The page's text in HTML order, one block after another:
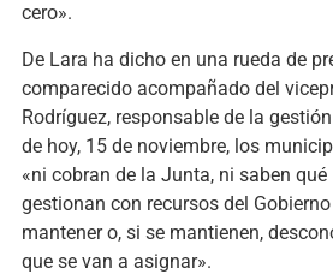
cero».
De Lara ha dicho en una rueda de
comparecido acompañado del
Rodríguez, responsable de la
de hoy, 15 de noviembre, los
«ni cobran de la Junta, ni saben
gestionan con recursos del
mantener o, si se mantienen,
que se van a asignar».